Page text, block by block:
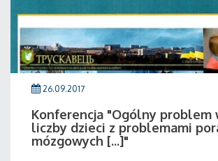
26.09.2017
Konferencja "Ogólny problem
liczby dzieci z problemami
mózgowych [...]"